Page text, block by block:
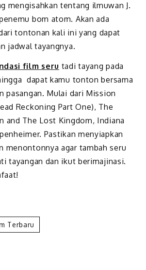
mengisahkan tentang ilmuwan J.
bom atom. Akan ada
tontonan kali ini yang dapat
jadwal tayangnya.
film seru tadi tayang pada
dapat kamu tonton bersama
pasangan. Mulai dari Mission
Reckoning Part One), The
and The Lost Kingdom, Indiana
Pastikan menyiapkan
menontonnya agar tambah seru
tayangan dan ikut berimajinasi.
Terbaru